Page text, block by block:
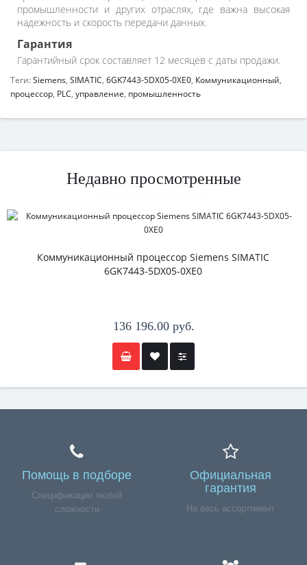
промышленности и других отраслях, где важна высокая
надежность и скорость передачи данных.
Гарантия
Гарантийный срок составляет 12 месяцев с даты продажи.
Теги:Siemens, SIMATIC, 6GK7443-5DX05-0XE0, Коммуникационный,
процессор, PLC, управление, промышленность
Недавно просмотренные
Коммуникационный процессор Siemens SIMATIC
6GK7443-5DX05-0XE0
136 196.00 руб.
Помощь в подборе
Спецификации любой
сложности
Официальная
гарантия
На весь ассортимент